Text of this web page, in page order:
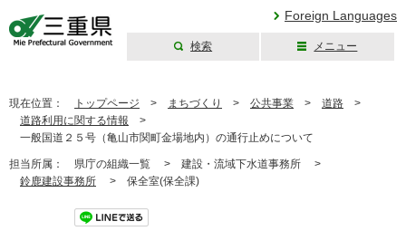
Foreign Languages
検索 メニュー
現在位置： トップページ > まちづくり > 公共事業 > 道路 >
道路利用に関する情報 >
一般国道２５号（亀山市関町金場地内）の通行止めについて
担当所属： 県庁の組織一覧 > 建設・流域下水道事務所 >
鈴鹿建設事務所 > 保全室(保全課)